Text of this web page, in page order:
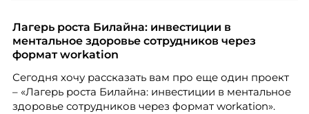
Лагерь роста Билайна: инвестиции в
ментальное здоровье сотрудников через
формат workation
Сегодня хочу рассказать вам про еще один проект
– «Лагерь роста Билайна: инвестиции в ментальное
здоровье сотрудников через формат workation».